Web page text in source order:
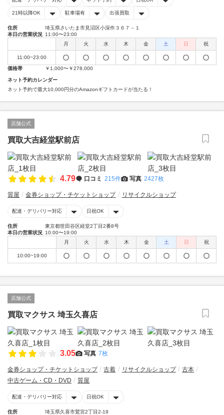
21時以降OK 駐車場有 出張買取
住所
埼玉県さいたま市見沼区小深作３６７－１
本日の営業状況 11:00〜23:00
月
火 水 木 金 土 日 祝
11:00~23:00
価格帯
￥1,000〜￥278,000
ネット予約カレンダー
ネット予約で最大10,000円分のAmazonギフトカードが当たる！
店舗公式
買取大吉経堂駅前店
4.79 口コミ 215件 写真 2427枚
質屋 金券ショップ・チケットショップ リサイクルショップ
配達・デリバリー対応 日祝OK
住所
東京都世田谷区経堂2丁目2番8号
本日の営業状況 10:00〜19:00
月
火 水 木 金 土 日 祝
10:00~19:00
店舗公式
買取マクサス 埼玉久喜店
3.05 写真 7枚
金券ショップ・チケットショップ 古着 リサイクルショップ
古本
中古ゲーム・CD・DVD
質屋
配達・デリバリー対応 日祝OK
住所
埼玉県久喜市鷲宮2丁目2-19